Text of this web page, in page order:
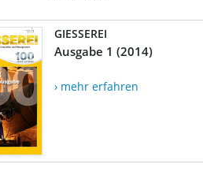
GIESSEREI
Ausgabe 1 (2014)
› mehr erfahren